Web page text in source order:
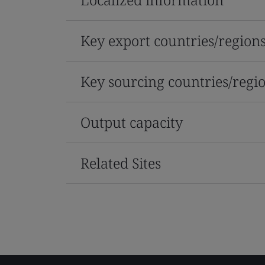
Key export countries/regions
Key sourcing countries/
Output capacity
Related Sites